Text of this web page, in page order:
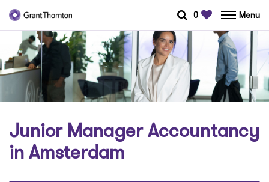
0 Menu
Junior Manager Accountancy
in Amsterdam